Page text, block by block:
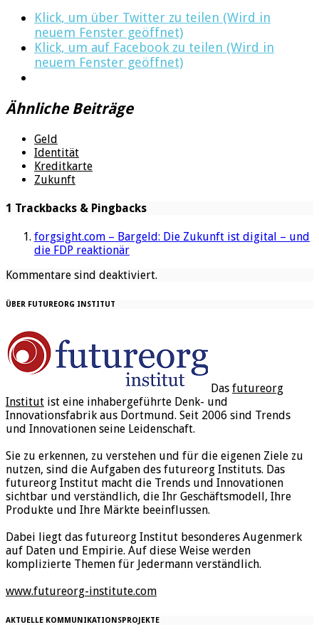
Klick, um über Twitter zu teilen (Wird in
neuem Fenster geöffnet)
Klick, um auf Facebook zu teilen (Wird in
neuem Fenster geöffnet)
Ähnliche Beiträge
Geld
Identität
Kreditkarte
Zukunft
1 Trackbacks & Pingbacks
forgsight.com – Bargeld: Die Zukunft ist digital – und
die FDP reaktionär
Kommentare sind deaktiviert.
ÜBER FUTUREORG INSTITUT
Das futureorg
Institut ist eine inhabergeführte Denk- und
Innovationsfabrik aus Dortmund. Seit 2006 sind Trends
und Innovationen seine Leidenschaft.
Sie zu erkennen, zu verstehen und für die eigenen Ziele zu
nutzen, sind die Aufgaben des futureorg Instituts. Das
futureorg Institut macht die Trends und Innovationen
sichtbar und verständlich, die Ihr Geschäftsmodell, Ihre
Produkte und Ihre Märkte beeinflussen.
Dabei liegt das futureorg Institut besonderes Augenmerk
auf Daten und Empirie. Auf diese Weise werden
komplizierte Themen für Jedermann verständlich.
www.futureorg-institute.com
AKTUELLE KOMMUNIKATIONSPROJEKTE